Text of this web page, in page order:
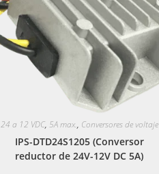
24 a 12 VDC, 5A max., Conversores de voltaje
IPS-DTD24S1205 (Conversor
reductor de 24V-12V DC 5A)